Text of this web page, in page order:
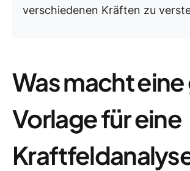
verschiedenen Kräften zu
Was macht
Vorlage für eine